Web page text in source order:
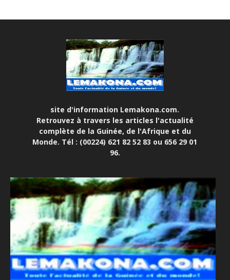
site d'information Lemakona.com.
Retrouvez à travers les articles l'actualité
complète de la Guinée, de l'Afrique et du
Monde. Tél : (00224) 621 82 52 83 ou 656 29 01
96.